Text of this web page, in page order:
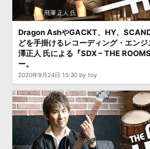
効果音 »
BGM »
お問い合わせ »
APS
SLS
Dragon AshやGACKT、HY、
どを手掛けるレコーディング・エン
澤正人 氏による『SDX – THE
ー。
2020年9月24日 15:30 by toy